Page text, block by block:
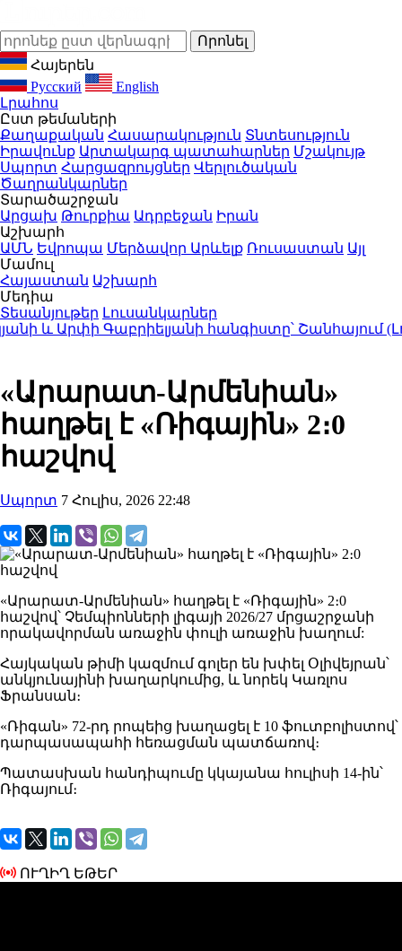
Հայերեն
Русский
English
Լրահոս
Ըստ թեմաների
Քաղաքական Հասարակություն Տնտեսություն
Իրավունք Արտակարգ պատահարներ Մշակույթ
Սպորտ Հարցազրույցներ Վերլուծական
Ծաղրանկարներ
Տարածաշրջան
Արցախ Թուրքիա Ադրբեջան Իրան
Աշխարհ
ԱՄՆ Եվրոպա Մերձավոր Արևելք Ռուսաստան Այլ
Մամուլ
Հայաստան Աշխարհ
Մեդիա
Տեսանյութեր Լուսանկարներ
և Արփի Գաբրիելյանի հանգիստը՝ Շանհայում
«Արարատ-Արմենիան»
հաղթել է «Ռիգային» 2։0
հաշվով
Սպորտ 7 Հուլիս, 2026 22:48
«Արարատ-Արմենիան» հաղթել է «Ռիգային» 2։0
հաշվով՝ Չեմպիոնների լիգայի 2026/27 մրցաշրջանի
որակավորման առաջին փուլի առաջին խաղում:
Հայկական թիմի կազմում գոլեր են խփել Օլիվեյրան՝
անկյունայինի խաղարկումից, և նորեկ Կառլոս
Ֆրանսան։
«Ռիգան» 72-րդ րոպեից խաղացել է 10 ֆուտբոլիստով՝
դարպասապահի հեռացման պատճառով։
Պատասխան հանդիպումը կկայանա հուլիսի 14-ին՝
Ռիգայում։
ՈՒՂԻՂ ԵԹԵՐ